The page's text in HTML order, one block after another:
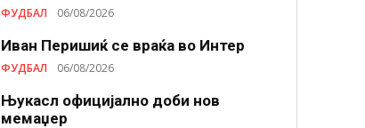
ФУДБАЛ 06/08/2026
Иван Перишиќ се враќа во Интер
ФУДБАЛ 06/08/2026
Њукасл официјално доби нов
мемаџер